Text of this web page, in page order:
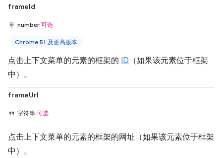
frameId
number 可选
Chrome 51 及更高版本
点击上下文菜单的元素的框架的 ID （如果该元素位于框架
中）。
frameUrl
字符串 可选
点击上下文菜单的元素的框架的网址（如果该元素位于框架
中）。